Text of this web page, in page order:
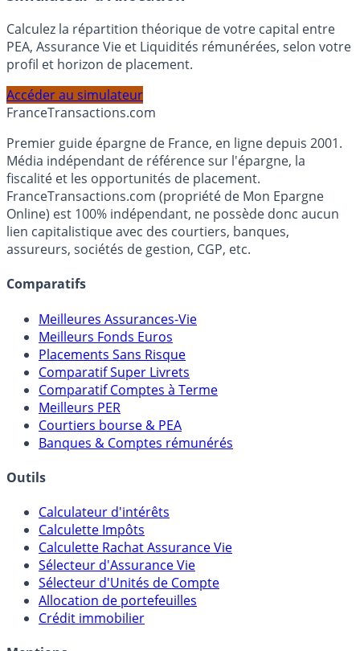
Simulateur d'Allocation
Calculez la répartition théorique de votre capital entre
PEA, Assurance Vie et Liquidités rémunérées, selon votre
profil et horizon de placement.
Accéder au simulateur
FranceTransactions.com
Premier guide épargne de France, en ligne depuis 2001.
Média indépendant de référence sur l'épargne, la
fiscalité et les opportunités de placement.
FranceTransactions.com (propriété de Mon Epargne
Online) est 100% indépendant, ne possède donc aucun
lien capitalistique avec des courtiers, banques,
Meilleures Assurances-Vie
Meilleurs Fonds Euros
Placements Sans Risque
Comparatif Super Livrets
Comparatif Comptes à Terme
Meilleurs PER
Courtiers bourse & PEA
Calculateur d'intérêts
Calculette Impôts
Calculette Rachat Assurance Vie
Sélecteur d'Assurance Vie
Sélecteur d'Unités de Compte
Allocation de portefeuilles